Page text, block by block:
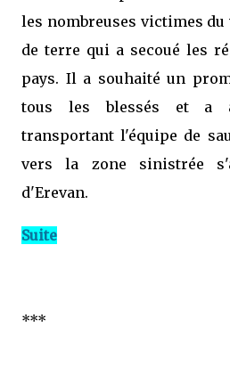
les nombreuses victimes
de terre qui a secoué les
pays. Il a souhaité un
tous les blessés et a
transportant l'équipe de
vers la zone sinistrée
d'Erevan.
Suite
***